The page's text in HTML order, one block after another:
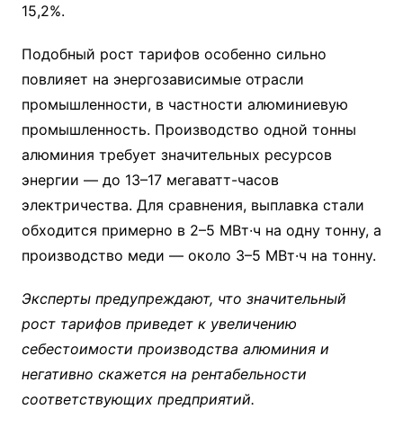
15,2%.
Подобный рост тарифов особенно сильно
повлияет на энергозависимые отрасли
промышленности, в частности алюминиевую
промышленность. Производство одной тонны
алюминия требует значительных ресурсов
энергии — до 13–17 мегаватт-часов
электричества. Для сравнения, выплавка стали
обходится примерно в 2–5 МВт·ч на одну тонну, а
производство меди — около 3–5 МВт·ч на тонну.
Эксперты предупреждают, что значительный
рост тарифов приведет к увеличению
себестоимости производства алюминия и
негативно скажется на рентабельности
соответствующих предприятий.